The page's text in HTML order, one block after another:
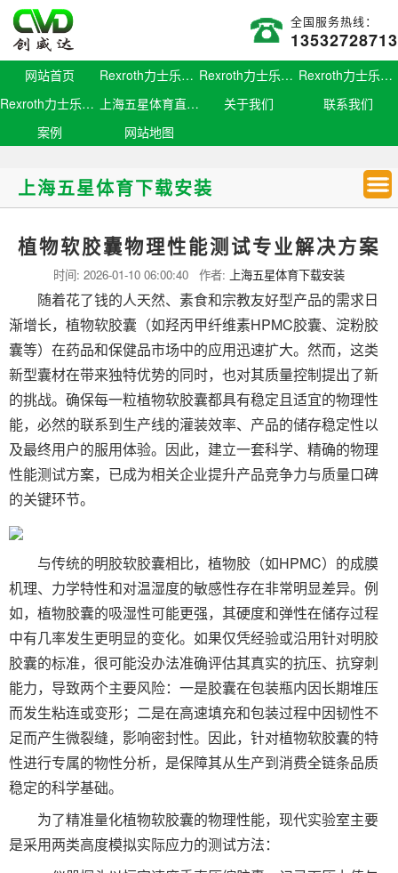
全国服务热线：
13532728713
网站首页 Rexroth力士乐滑块 Rexroth力士乐导轨
Rexroth力士乐螺母
Rexroth力士乐丝杆
上海五星体育直播官网 关于我们
联系我们
案例
网站地图
上海五星体育下载安装
植物软胶囊物理性能测试专业解决方案
时间: 2026-01-10 06:00:40 作者: 上海五星体育下载安装
随着花了钱的人天然、素食和宗教友好型产品的需求日
渐增长，植物软胶囊（如羟丙甲纤维素HPMC胶囊、淀粉胶
囊等）在药品和保健品市场中的应用迅速扩大。然而，这类
新型囊材在带来独特优势的同时，也对其质量控制提出了新
的挑战。确保每一粒植物软胶囊都具有稳定且适宜的物理性
能，必然的联系到生产线的灌装效率、产品的储存稳定性以
及最终用户的服用体验。因此，建立一套科学、精确的物理
性能测试方案，已成为相关企业提升产品竞争力与质量口碑
的关键环节。
与传统的明胶软胶囊相比，植物胶（如HPMC）的成膜
机理、力学特性和对温湿度的敏感性存在非常明显差异。例
如，植物胶囊的吸湿性可能更强，其硬度和弹性在储存过程
中有几率发生更明显的变化。如果仅凭经验或沿用针对明胶
胶囊的标准，很可能没办法准确评估其真实的抗压、抗穿刺
能力，导致两个主要风险：一是胶囊在包装瓶内因长期堆压
而发生粘连或变形；二是在高速填充和包装过程中因韧性不
足而产生微裂缝，影响密封性。因此，针对植物软胶囊的特
性进行专属的物性分析，是保障其从生产到消费全链条品质
稳定的科学基础。
为了精准量化植物软胶囊的物理性能，现代实验室主要
是采用两类高度模拟实际应力的测试方法：